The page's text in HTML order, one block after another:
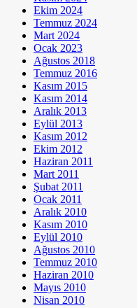
Ekim 2024
Temmuz 2024
Mart 2024
Ocak 2023
Ağustos 2018
Temmuz 2016
Kasım 2015
Kasım 2014
Aralık 2013
Eylül 2013
Kasım 2012
Ekim 2012
Haziran 2011
Mart 2011
Şubat 2011
Ocak 2011
Aralık 2010
Kasım 2010
Eylül 2010
Ağustos 2010
Temmuz 2010
Haziran 2010
Mayıs 2010
Nisan 2010